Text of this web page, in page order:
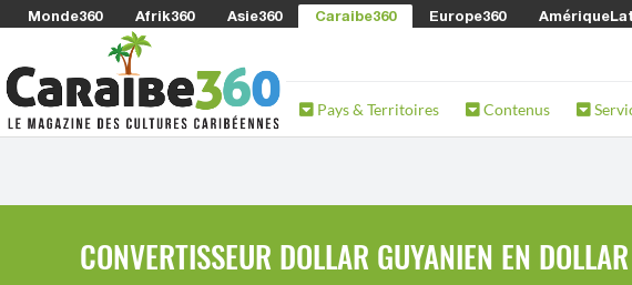
Monde360 Afrik360 Asie360 Caraibe360 Europe360
Pays & Territoires Contenus
CONVERTISSEUR DOLLAR GUYANIEN EN